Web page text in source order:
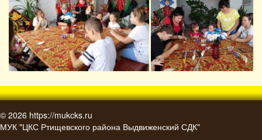
© 2026 https://mukcks.ru
МУК "ЦКС Ртищевского района Выдвиженский СДК"